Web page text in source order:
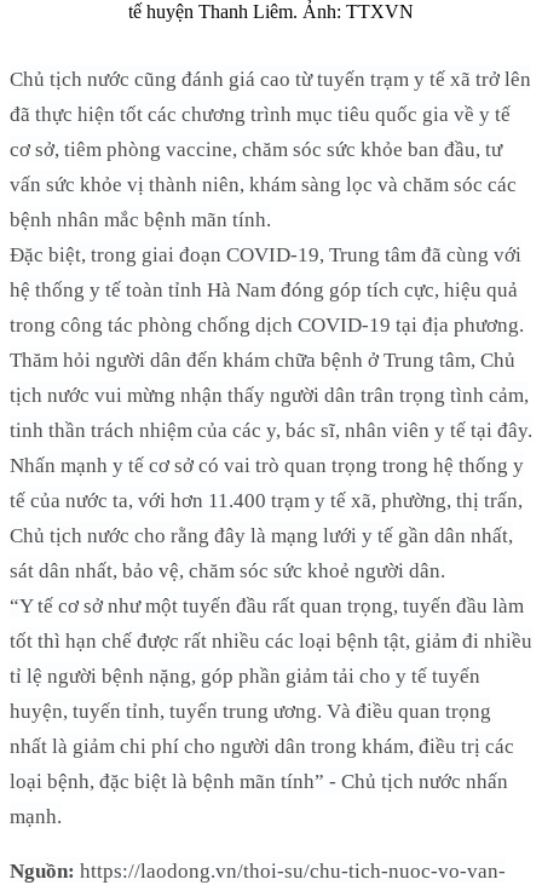
tế huyện Thanh Liêm. Ảnh: TTXVN
Chủ tịch nước cũng đánh giá cao từ tuyến trạm y tế xã trở lên
đã thực hiện tốt các chương trình mục tiêu quốc gia về y tế
cơ sở, tiêm phòng vaccine, chăm sóc sức khỏe ban đầu, tư
vấn sức khỏe vị thành niên, khám sàng lọc và chăm sóc các
bệnh nhân mắc bệnh mãn tính.
Đặc biệt, trong giai đoạn COVID-19, Trung tâm đã cùng với
hệ thống y tế toàn tỉnh Hà Nam đóng góp tích cực, hiệu quả
trong công tác phòng chống dịch COVID-19 tại địa phương.
Thăm hỏi người dân đến khám chữa bệnh ở Trung tâm, Chủ
tịch nước vui mừng nhận thấy người dân trân trọng tình cảm,
tinh thần trách nhiệm của các y, bác sĩ, nhân viên y tế tại đây.
Nhấn mạnh y tế cơ sở có vai trò quan trọng trong hệ thống y
tế của nước ta, với hơn 11.400 trạm y tế xã, phường, thị trấn,
Chủ tịch nước cho rằng đây là mạng lưới y tế gần dân nhất,
sát dân nhất, bảo vệ, chăm sóc sức khoẻ người dân.
“Y tế cơ sở như một tuyến đầu rất quan trọng, tuyến đầu làm
tốt thì hạn chế được rất nhiều các loại bệnh tật, giảm đi nhiều
tỉ lệ người bệnh nặng, góp phần giảm tải cho y tế tuyến
huyện, tuyến tỉnh, tuyến trung ương. Và điều quan trọng
nhất là giảm chi phí cho người dân trong khám, điều trị các
loại bệnh, đặc biệt là bệnh mãn tính” - Chủ tịch nước nhấn
mạnh.
Nguồn: https://laodong.vn/thoi-su/chu-tich-nuoc-vo-van-